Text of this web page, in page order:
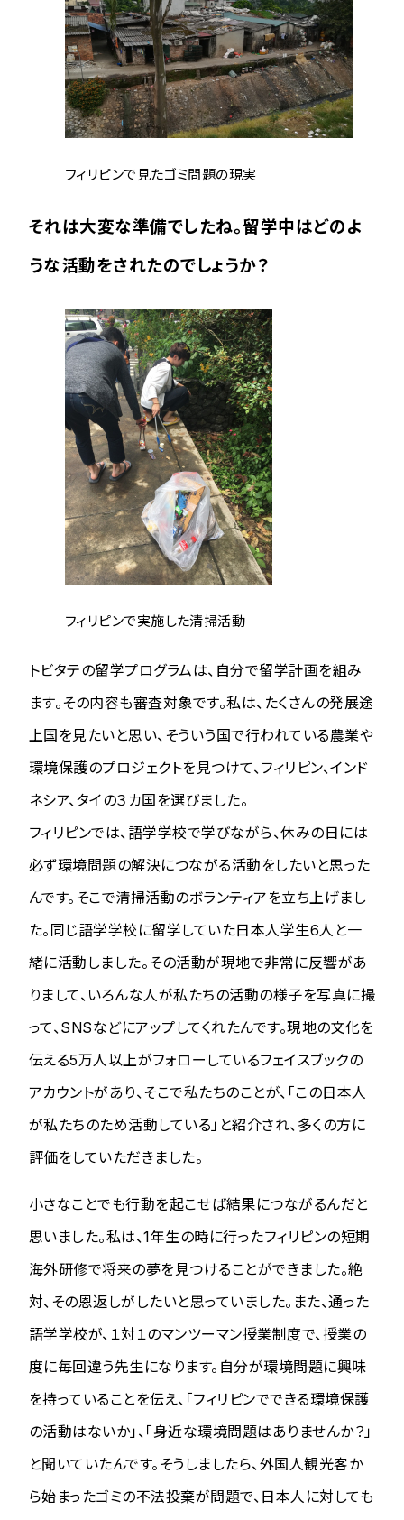
フィリピンで見たゴミ問題の現実
それは大変な準備でしたね。留学中はどのよ
うな活動をされたのでしょうか？
フィリピンで実施した清掃活動
トビタテの留学プログラムは、自分で留学計画を組み
ます。その内容も審査対象です。私は、たくさんの発展途
上国を見たいと思い、そういう国で行われている農業や
環境保護のプロジェクトを見つけて、フィリピン、インド
ネシア、タイの３カ国を選びました。
フィリピンでは、語学学校で学びながら、休みの日には
必ず環境問題の解決につながる活動をしたいと思った
んです。そこで清掃活動のボランティアを立ち上げまし
た。同じ語学学校に留学していた日本人学生6人と一
緒に活動しました。その活動が現地で非常に反響があ
りまして、いろんな人が私たちの活動の様子を写真に撮
って、SNSなどにアップしてくれたんです。現地の文化を
伝える5万人以上がフォローしているフェイスブックの
アカウントがあり、そこで私たちのことが、「この日本人
が私たちのため活動している」と紹介され、多くの方に
評価をしていただきました。
小さなことでも行動を起こせば結果につながるんだと
思いました。私は、1年生の時に行ったフィリピンの短期
海外研修で将来の夢を見つけることができました。絶
対、その恩返しがしたいと思っていました。また、通った
語学学校が、１対１のマンツーマン授業制度で、授業の
度に毎回違う先生になります。自分が環境問題に興味
を持っていることを伝え、「フィリピンでできる環境保護
の活動はないか」、「身近な環境問題はありませんか？」
と聞いていたんです。そうしましたら、外国人観光客か
ら始まったゴミの不法投棄が問題で、日本人に対しても